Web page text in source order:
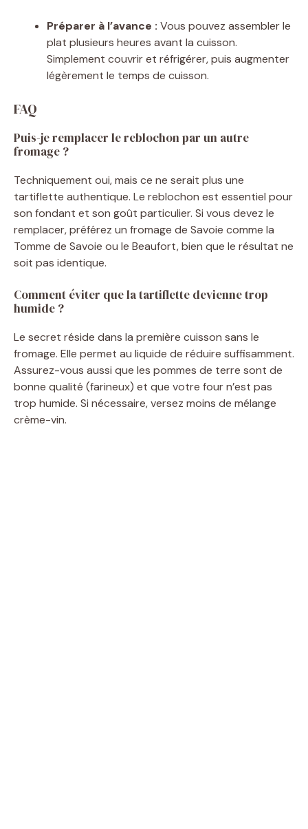
Préparer à l’avance : Vous pouvez assembler le
plat plusieurs heures avant la cuisson.
Simplement couvrir et réfrigérer, puis augmenter
légèrement le temps de cuisson.
FAQ
Puis-je remplacer le reblochon par un autre
fromage ?
Techniquement oui, mais ce ne serait plus une
tartiflette authentique. Le reblochon est essentiel pour
son fondant et son goût particulier. Si vous devez le
remplacer, préférez un fromage de Savoie comme la
Tomme de Savoie ou le Beaufort, bien que le résultat ne
soit pas identique.
Comment éviter que la tartiflette devienne trop
humide ?
Le secret réside dans la première cuisson sans le
fromage. Elle permet au liquide de réduire suffisamment.
Assurez-vous aussi que les pommes de terre sont de
bonne qualité (farineux) et que votre four n’est pas
trop humide. Si nécessaire, versez moins de mélange
crème-vin.